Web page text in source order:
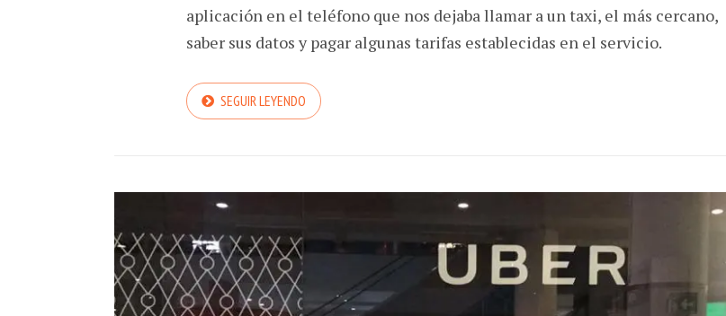
aplicación en el teléfono que nos dejaba llamar a un taxi, el más cercano,
saber sus datos y pagar algunas tarifas establecidas en el servicio.
SEGUIR LEYENDO